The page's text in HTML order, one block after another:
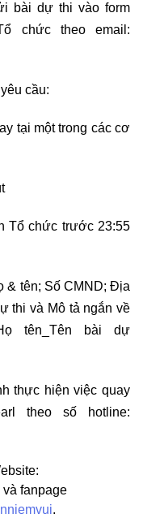
bài dự thi vào form
chức theo email:
cầu:
tại một trong các cơ
Tổ chức trước 23:55
& tên; Số CMND; Địa
thi và Mô tả ngắn về
tên_Tên bài dự
thực hiện việc quay
theo số hotline:
và fanpage
.